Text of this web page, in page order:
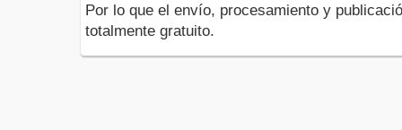
Por lo que el envío, procesamiento y
totalmente gratuito.